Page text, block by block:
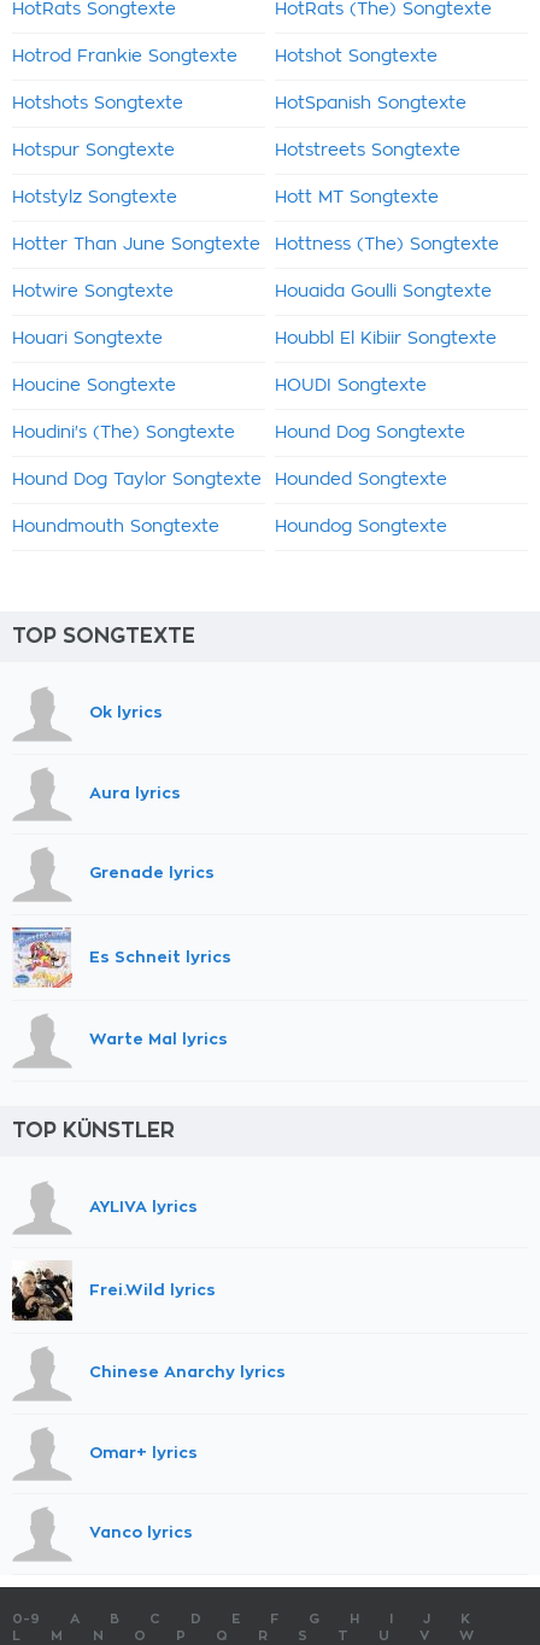
HotRats Songtexte HotRats (The) Songtexte
Hotrod Frankie Songtexte Hotshot Songtexte
Hotshots Songtexte HotSpanish Songtexte
Hotspur Songtexte Hotstreets Songtexte
Hotstylz Songtexte Hott MT Songtexte
Hotter Than June Songtexte Hottness (The) Songtexte
Hotwire Songtexte Houaida Goulli Songtexte
Houari Songtexte Houbbl El Kibiir Songtexte
Houcine Songtexte HOUDI Songtexte
Houdini's (The) Songtexte Hound Dog Songtexte
Hound Dog Taylor Songtexte Hounded Songtexte
Houndmouth Songtexte Houndog Songtexte
TOP SONGTEXTE
Ok lyrics
Aura lyrics
Grenade lyrics
Es Schneit lyrics
Warte Mal lyrics
TOP KÜNSTLER
AYLIVA lyrics
Frei.Wild lyrics
Chinese Anarchy lyrics
Omar+ lyrics
Vanco lyrics
0-9 A B C D E F G H J
K
M N O P Q R S T U V W